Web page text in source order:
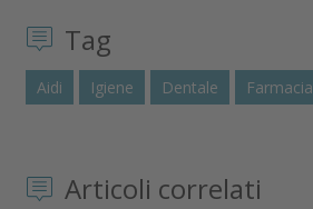
Tag
Aidi Igiene Dentale Farmacia
Articoli correlati